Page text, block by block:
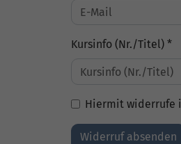
Kursinfo (Nr./Titel) *
Hiermit widerrufe
Widerruf absenden